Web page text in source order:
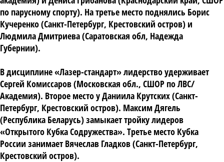
по парусному спорту). На третье место поднялись Борис
Кучеренко (Санкт-Петербург, Крестовский остров) и
Людмила Дмитриева (Саратовская обл, Надежда
Губернии).
В дисциплине «Лазер-стандарт» лидерство удерживает
Сергей Комиссаров (Московская обл., СШОР по ЛВС/
Академия). Второе место у Даниила Крутских (Санкт-
Петербург, Крестовский остров). Максим Дягель
(Республика Беларусь) замыкает тройку лидеров
«Открытого Кубка Содружества». Третье место Кубка
России занимает Вячеслав Гладков (Санкт-Петербург,
Крестовский остров).